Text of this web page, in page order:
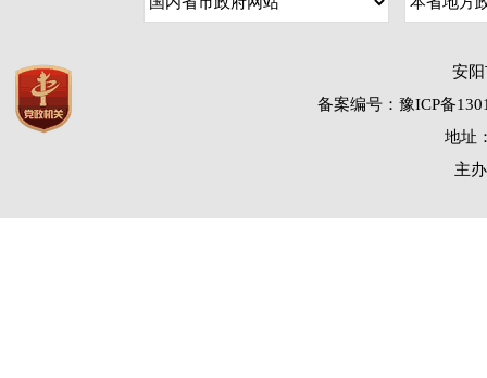
安
备案编号：豫ICP备
地址
主